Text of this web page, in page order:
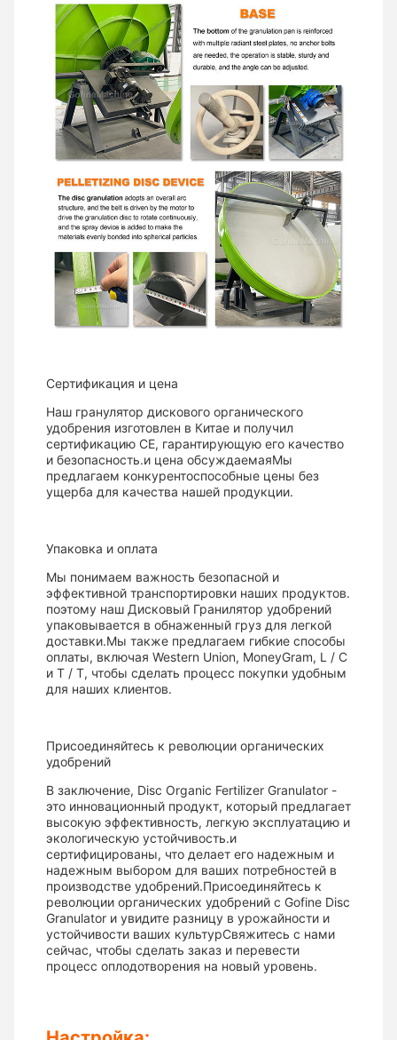
Сертификация и цена
Наш гранулятор дискового органического
удобрения изготовлен в Китае и получил
сертификацию CE, гарантирующую его качество
и безопасность.и цена обсуждаемаяМы
предлагаем конкурентоспособные цены без
ущерба для качества нашей продукции.
Упаковка и оплата
Мы понимаем важность безопасной и
эффективной транспортировки наших продуктов.
поэтому наш Дисковый Гранилятор удобрений
упаковывается в обнаженный груз для легкой
доставки.Мы также предлагаем гибкие способы
оплаты, включая Western Union, MoneyGram, L / C
и T / T, чтобы сделать процесс покупки удобным
для наших клиентов.
Присоединяйтесь к революции органических
удобрений
В заключение, Disc Organic Fertilizer Granulator -
это инновационный продукт, который предлагает
высокую эффективность, легкую эксплуатацию и
экологическую устойчивость.и
сертифицированы, что делает его надежным и
надежным выбором для ваших потребностей в
производстве удобрений.Присоединяйтесь к
революции органических удобрений с Gofine Disc
Granulator и увидите разницу в урожайности и
устойчивости ваших культурСвяжитесь с нами
сейчас, чтобы сделать заказ и перевести
процесс оплодотворения на новый уровень.